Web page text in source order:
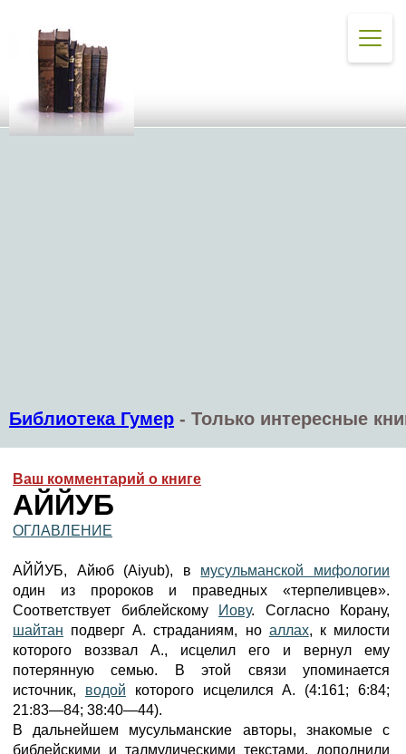
Библиотека Гумер - Только интересные
Ваш комментарий о книге
АЙЙУБ
ОГЛАВЛЕНИЕ
АЙЙУБ, Айюб (Aiyub), в мусульманской мифологии
один из пророков и праведных «терпеливцев».
Соответствует библейскому
Иову. Согласно Корану,
шайтан подверг А. страданиям, но аллах, к милости
которого воззвал А., исцелил его и вернул ему
потерянную семью. В этой связи упоминается
источник, водой которого исцелился А. (4:161; 6:84;
21:83—84; 38:40—44).
В дальнейшем мусульманские авторы, знакомые с
библейскими и талмудическими текстами, дополнили